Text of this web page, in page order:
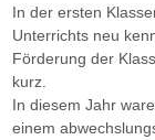
In der ersten
Unterrichts neu
Förderung der
kurz.
In diesem Jahr
einem